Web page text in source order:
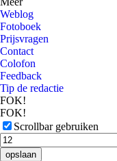
Weblog
Fotoboek
Prijsvragen
Contact
Colofon
Feedback
Tip de redactie
FOK!
FOK!
Scrollbar gebruiken
opslaan